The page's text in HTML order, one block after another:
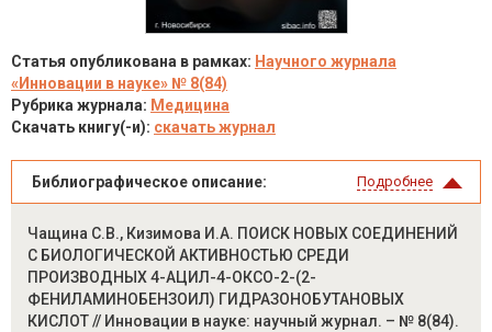
Статья опубликована в рамках: Научного журнала
«Инновации в науке» № 8(84)
Рубрика журнала: Медицина
Скачать книгу(-и): скачать журнал
Библиографическое описание: Подробнее
Чащина С.В., Кизимова И.А. ПОИСК НОВЫХ СОЕДИНЕНИЙ
С БИОЛОГИЧЕСКОЙ АКТИВНОСТЬЮ СРЕДИ
ПРОИЗВОДНЫХ 4-АЦИЛ-4-ОКСО-2-(2-
ФЕНИЛАМИНОБЕНЗОИЛ) ГИДРАЗОНОБУТАНОВЫХ
КИСЛОТ // Инновации в науке: научный журнал. – № 8(84).